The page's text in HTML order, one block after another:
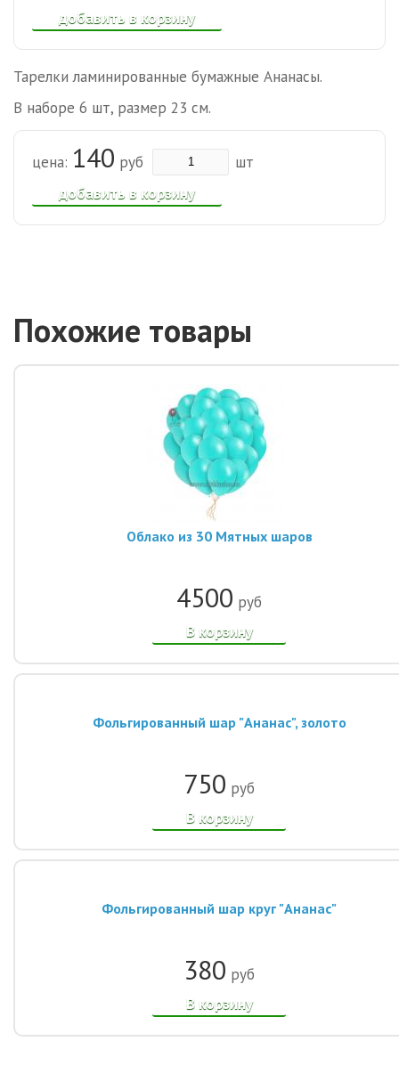
добавить в корзину
Тарелки ламинированные бумажные Ананасы.
В наборе 6 шт, размер 23 см.
добавить в корзину
цена: 140 руб шт
Похожие товары
Облако из 30 Мятных шаров
4500 руб
В корзину
Фольгированный шар "Ананас", золото
750 руб
В корзину
Фольгированный шар круг "Ананас"
380 руб
В корзину